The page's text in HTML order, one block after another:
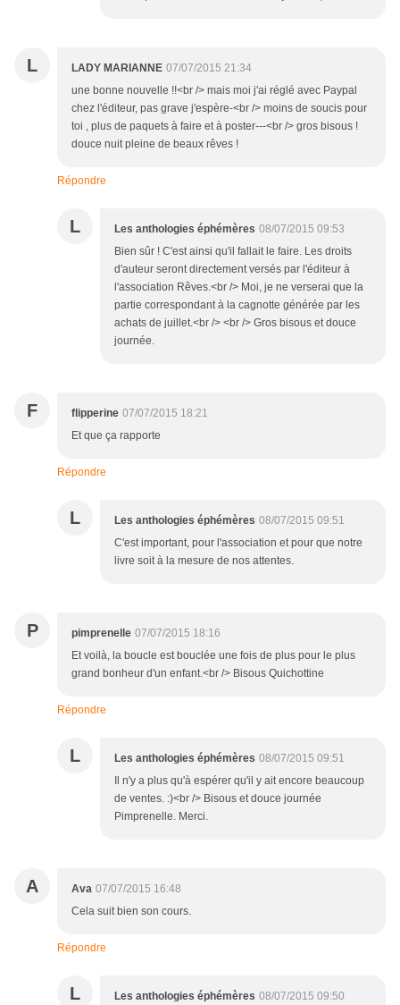
L LADY MARIANNE 07/07/2015 21:34
une bonne nouvelle !!<br /> mais moi j'ai réglé avec Paypal
chez l'éditeur, pas grave j'espère-<br /> moins de soucis pour
toi , plus de paquets à faire et à poster---<br /> gros bisous !
douce nuit pleine de beaux rêves !
Répondre
L Les anthologies éphémères 08/07/2015 09:53
Bien sûr ! C'est ainsi qu'il fallait le faire. Les droits
d'auteur seront directement versés par l'éditeur à
l'association Rêves.<br /> Moi, je ne verserai que la
partie correspondant à la cagnotte générée par les
achats de juillet.<br /> <br /> Gros bisous et douce
journée.
F flipperine 07/07/2015 18:21
Et que ça rapporte
Répondre
L Les anthologies éphémères 08/07/2015 09:51
C'est important, pour l'association et pour que notre
livre soit à la mesure de nos attentes.
P pimprenelle 07/07/2015 18:16
Et voilà, la boucle est bouclée une fois de plus pour le plus
grand bonheur d'un enfant.<br /> Bisous Quichottine
Répondre
L Les anthologies éphémères 08/07/2015 09:51
Il n'y a plus qu'à espérer qu'il y ait encore beaucoup
de ventes. :)<br /> Bisous et douce journée
Pimprenelle. Merci.
A Ava 07/07/2015 16:48
Cela suit bien son cours.
Répondre
L Les anthologies éphémères 08/07/2015 09:50